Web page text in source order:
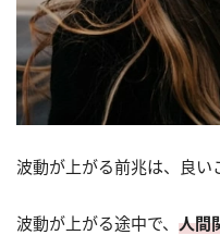
波動が上がる前兆は、良い
波動が上がる途中で、 人間